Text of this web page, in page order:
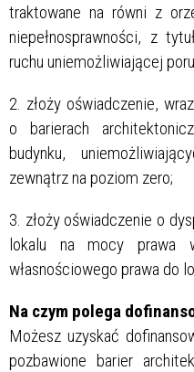
traktowane na równi z
niepełnosprawności, z
ruchu uniemożliwiającej
2. złoży oświadczenie,
o barierach
budynku,
zewnątrz na poziom zero;
3. złoży oświadczenie o
lokalu na mocy prawa
własnościowego prawa do
Na czym polega
Możesz uzyskać
pozbawione barier